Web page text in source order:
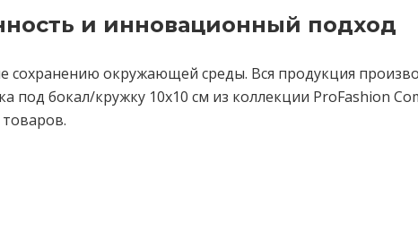
и инновационный подход
сохранению окружающей среды. Вся продукция
под бокал/кружку 10х10 см из коллекции ProFashion